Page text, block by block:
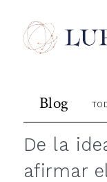
Blog
De la
afirmar